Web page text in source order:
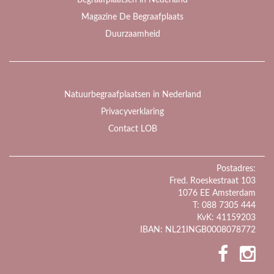
Magazine De Begraafplaats
Duurzaamheid
Natuurbegraafplaatsen in Nederland
Privacyverklaring
Contact LOB
Postadres:
Fred. Roeskestraat 103
1076 EE Amsterdam
T: 088 7305 444
KvK: 41159203
IBAN: NL21INGB0008078772